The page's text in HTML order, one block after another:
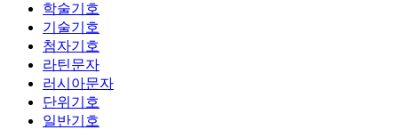
학술기호
기술기호
첨자기호
라틴문자
러시아문자
단위기호
일반기호